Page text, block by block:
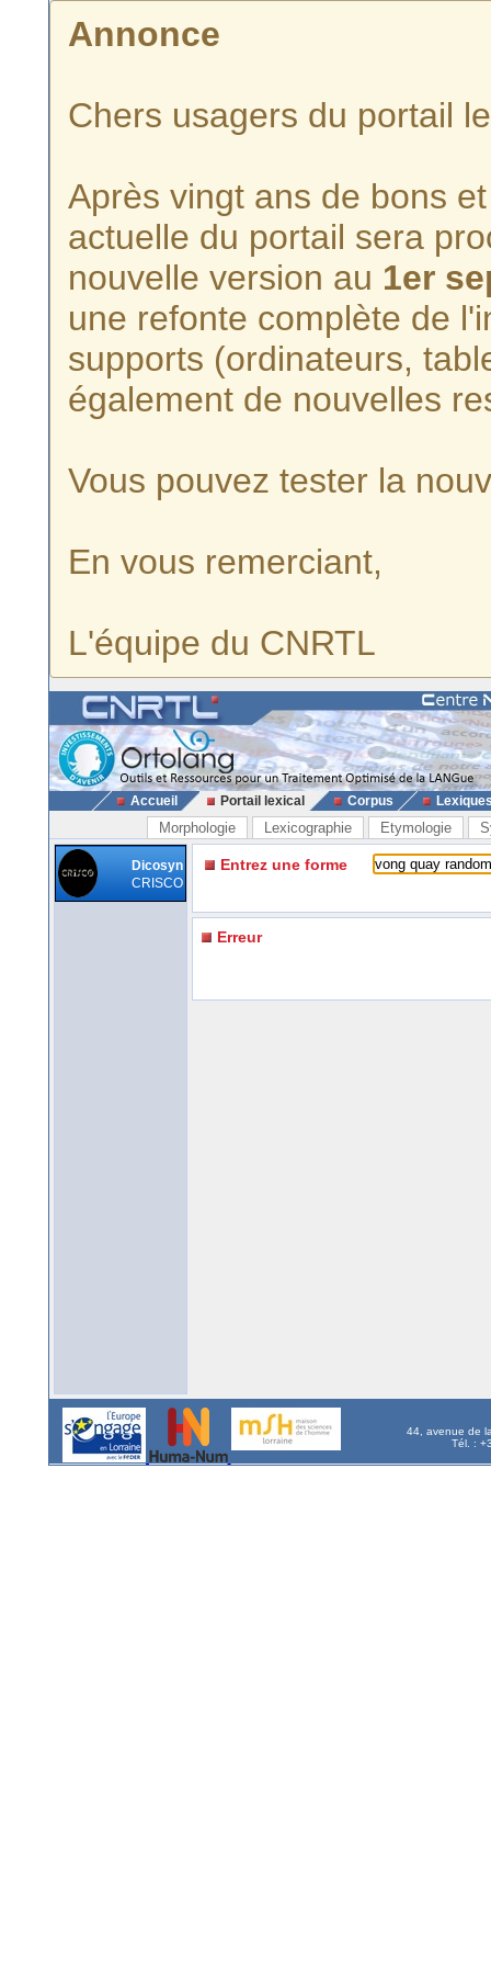
Annonce
Chers usagers du portail
Après vingt ans de bons
actuelle du portail sera
nouvelle version au 1er
une refonte complète de
supports (ordinateurs,
également de nouvelles
Vous pouvez tester la
En vous remerciant,
L'équipe du CNRTL
Accueil Portail lexical Corpus
Morphologie Lexicographie Etymologie
Dicosyn
CRISCO
Entrez une forme
Erreur
44, avenue de
Tél. :